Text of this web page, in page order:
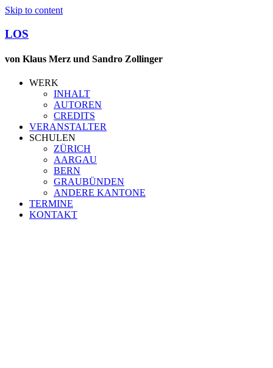
Skip to content
LOS
von Klaus Merz und Sandro Zollinger
WERK
INHALT
AUTOREN
CREDITS
VERANSTALTER
SCHULEN
ZÜRICH
AARGAU
BERN
GRAUBÜNDEN
ANDERE KANTONE
TERMINE
KONTAKT